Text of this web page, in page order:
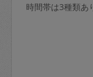
時間帯は3種類あ